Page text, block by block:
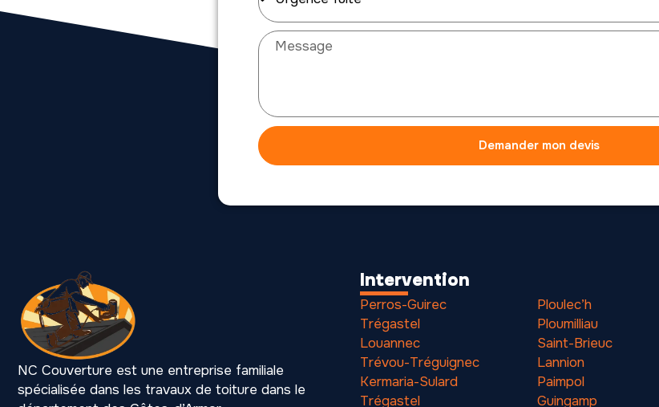
Demander mon devis
NC Couverture est une entreprise familiale
spécialisée dans les travaux de toiture dans le
Intervention
Perros-Guirec
Trégastel
Louannec
Trévou-Tréguignec
Kermaria-Sulard
Trégastel
Ploulec’h
Ploumilliau
Saint-Brieuc
Lannion
Paimpol
Guingamp